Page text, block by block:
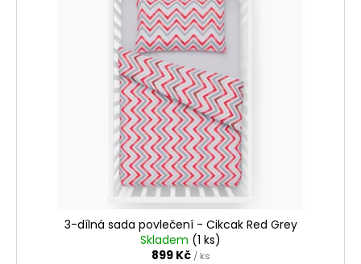
3-dílná sada povlečení - Cikcak Red Grey
Skladem (1 ks)
899 Kč / ks